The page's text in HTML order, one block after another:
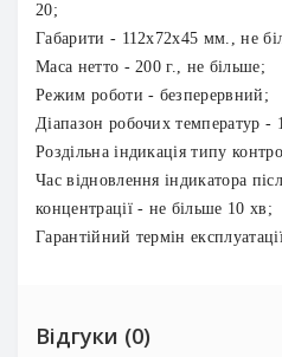
20;
Габарити - 112х72х45 мм., не
Маса нетто - 200 г., не більше;
Режим роботи - безперервний;
Діапазон робочих температур -
Роздільна індикація типу
Час відновлення індикатора
концентрації - не більше 10 хв;
Гарантійний термін
Відгуки (0)